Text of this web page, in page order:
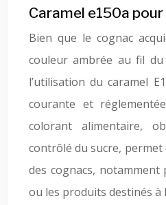
Caramel e150a
Bien que le cognac
couleur ambrée au fil
l’utilisation du caramel
courante et
colorant alimentaire,
contrôlé du sucre, permet
des cognacs, notamment
ou les produits destinés à